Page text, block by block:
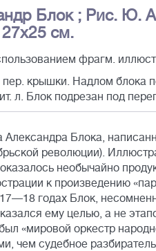
Блок ; Рис. Ю.
см.
фрагм.
крышки. Надлом блока
л. Блок подрезан под
Блока,
революции).
необычайно
к произведению
годах Блок,
ему целью, а не
«мировой оркестр
чем судебное